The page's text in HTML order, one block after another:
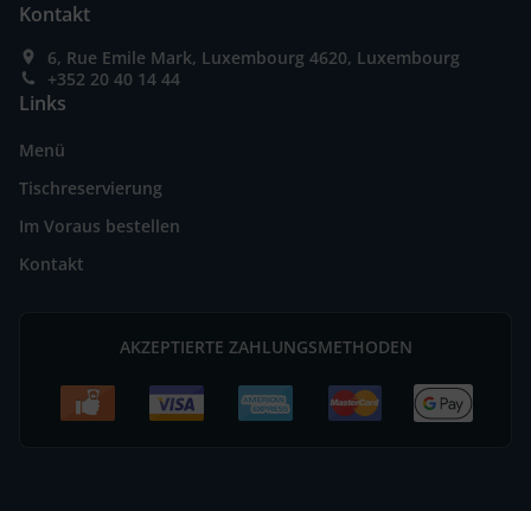
Kontakt
6, Rue Emile Mark, Luxembourg 4620, Luxembourg
+352 20 40 14 44
Links
Menü
Tischreservierung
Im Voraus bestellen
Kontakt
AKZEPTIERTE ZAHLUNGSMETHODEN